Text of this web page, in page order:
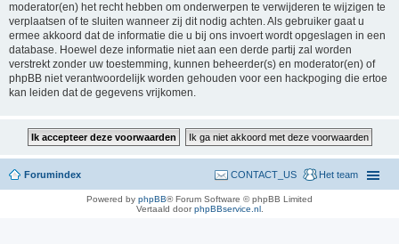
moderator(en) het recht hebben om onderwerpen te verwijderen te wijzigen te
verplaatsen of te sluiten wanneer zij dit nodig achten. Als gebruiker gaat u
ermee akkoord dat de informatie die u bij ons invoert wordt opgeslagen in een
database. Hoewel deze informatie niet aan een derde partij zal worden
verstrekt zonder uw toestemming, kunnen beheerder(s) en moderator(en) of
phpBB niet verantwoordelijk worden gehouden voor een hackpoging die ertoe
kan leiden dat de gegevens vrijkomen.
Forumindex Het team
CONTACT_US
Powered by phpBB® Forum Software © phpBB Limited
Vertaald doorphpBBservice.nl.